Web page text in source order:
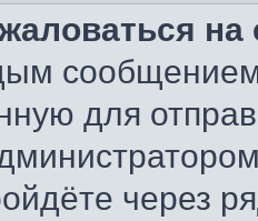
сообщением
для
через